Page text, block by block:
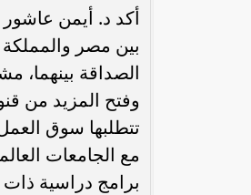
أكد د. أيمن عاشور
بين مصر
الصداقة بينهما،
وفتح المزيد من
تتطلبها سوق
مع الجامعات
برامج دراسية